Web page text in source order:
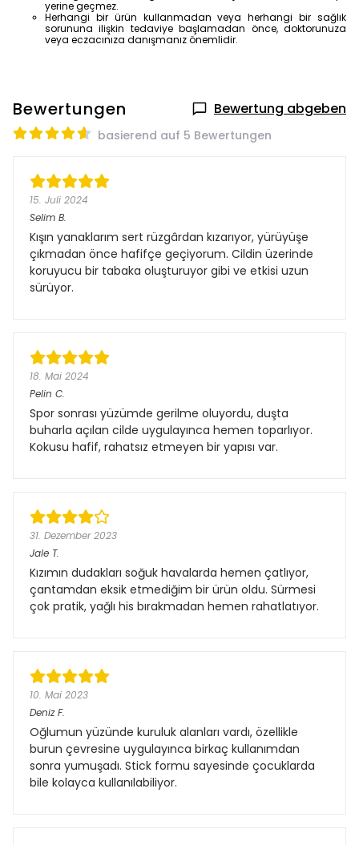
yerine geçmez.
Herhangi bir ürün kullanmadan veya herhangi bir sağlık
sorununa ilişkin tedaviye başlamadan önce, doktorunuza
veya eczacınıza danışmanız önemlidir.
Bewertungen Bewertung abgeben
basierend auf 5 Bewertungen
15. Juli 2024
Selim B.
Kışın yanaklarım sert rüzgârdan kızarıyor, yürüyüşe
çıkmadan önce hafifçe geçiyorum. Cildin üzerinde
koruyucu bir tabaka oluşturuyor gibi ve etkisi uzun
sürüyor.
18. Mai 2024
Pelin C.
Spor sonrası yüzümde gerilme oluyordu, duşta
buharla açılan cilde uygulayınca hemen toparlıyor.
Kokusu hafif, rahatsız etmeyen bir yapısı var.
31. Dezember 2023
Jale T.
Kızımın dudakları soğuk havalarda hemen çatlıyor,
çantamdan eksik etmediğim bir ürün oldu. Sürmesi
çok pratik, yağlı his bırakmadan hemen rahatlatıyor.
10. Mai 2023
Deniz F.
Oğlumun yüzünde kuruluk alanları vardı, özellikle
burun çevresine uygulayınca birkaç kullanımdan
sonra yumuşadı. Stick formu sayesinde çocuklarda
bile kolayca kullanılabiliyor.